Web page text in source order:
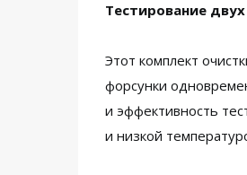
Тестирование
Этот комплект
форсунки
и эффективность
и низкой